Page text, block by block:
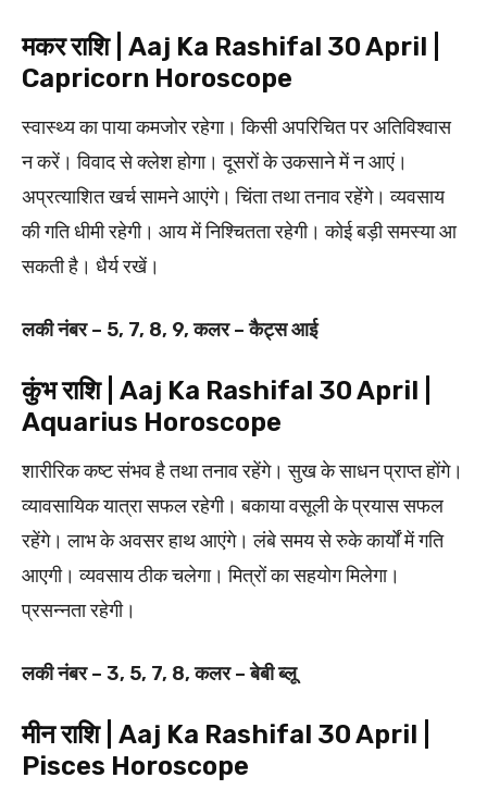
मकर राशि | Aaj Ka Rashifal 30 April |
Capricorn Horoscope
स्वास्थ्य का पाया कमजोर रहेगा। किसी अप‍रिचित पर अतिविश्वास
न करें। विवाद से क्लेश होगा। दूसरों के उकसाने में न आएं।
अप्रत्याशित खर्च सामने आएंगे। चिंता तथा तनाव रहेंगे। व्यवसाय
की गति धीमी रहेगी। आय में निश्चितता रहेगी। कोई बड़ी समस्या आ
सकती है। धैर्य रखें।
लकी नंबर – 5, 7, 8, 9, कलर – कैट्स आई
कुंभ राशि | Aaj Ka Rashifal 30 April |
Aquarius Horoscope
शारीरिक कष्ट संभव है तथा तनाव रहेंगे। सुख के साधन प्राप्त होंगे।
व्यावसायिक यात्रा सफल रहेगी। बकाया वसूली के प्रयास सफल
रहेंगे। लाभ के अवसर हाथ आएंगे। लंबे समय से रुके कार्यों में गति
आएगी। व्यवसाय ठीक चलेगा। मित्रों का सहयोग मिलेगा।
प्रसन्नता रहेगी।
लकी नंबर – 3, 5, 7, 8, कलर – बेबी ब्लू
मीन राशि | Aaj Ka Rashifal 30 April |
Pisces Horoscope